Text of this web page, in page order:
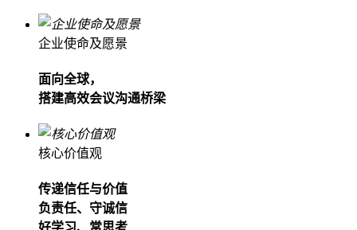
企业使命及愿景
面向全球，
搭建高效会议沟通桥梁
核心价值观
传递信任与价值
负责任、守诚信